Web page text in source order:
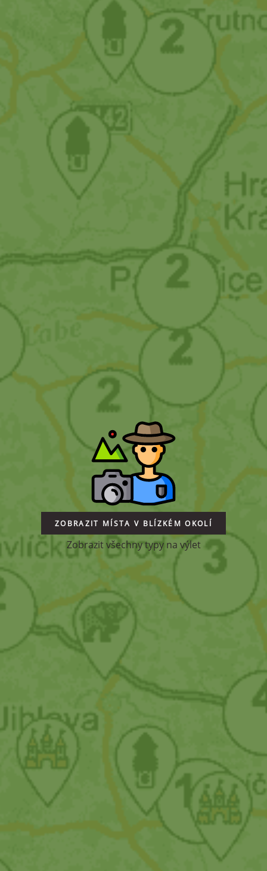
ZOBRAZIT MÍSTA V BLÍZKÉM OKOLÍ
Zobrazit všechny typy na výlet